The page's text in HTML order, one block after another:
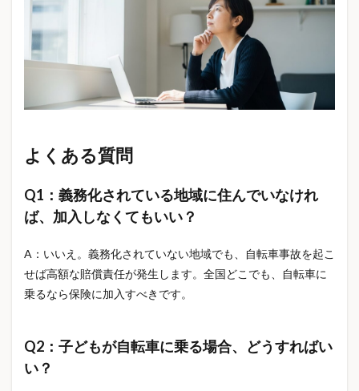
よくある質問
Q1：義務化されている地域に住んでいなけれ
ば、加入しなくてもいい？
A：いいえ。義務化されていない地域でも、自転車事故を起こ
せば高額な賠償責任が発生します。全国どこでも、自転車に
乗るなら保険に加入すべきです。
Q2：子どもが自転車に乗る場合、どうすればい
い？
音声AI
飛行機ルール
食品値上げ
食品系スクイーズ
食品通販
食料品値上げ
食費節約
食費節約サービス
食費節約方法
首かけ扇風機
首こり対策
高血圧
高額療養費制度
高額療養費制度改悪
高額療養費制度改正
高額療養費制度負担増
高額賠償
黄砂
黄砂対策 Ｂ型インフルエンザ
検索